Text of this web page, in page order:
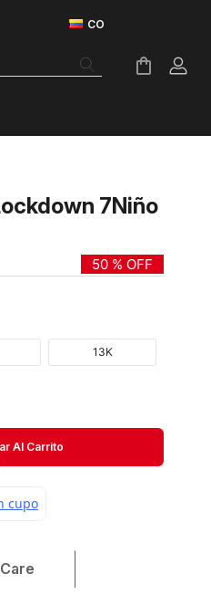
7Niño
50 % OFF
13K
Al Carrito